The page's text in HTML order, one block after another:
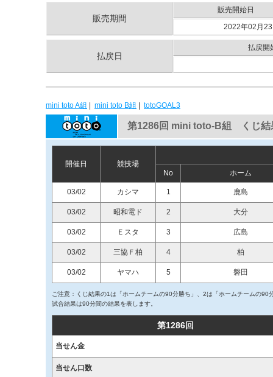
販売期間
販売開始日
2022年02月
払戻日
払戻開
mini toto A組 mini toto B組 totoGOAL3
第1286回 mini toto-B組 くじ結
開催日
競技場
No
ホーム
03/02 カシマ 1 鹿島
03/02 昭和電ド 2 大分
03/02 Ｅスタ 3 広島
03/02 三協Ｆ柏 4 柏
03/02 ヤマハ 5 磐田
ご注意：くじ結果の1は「ホームチームの90分勝ち」、2は「ホームチームの90
試合結果は90分間の結果を表します。
第1286回
当せん金
当せん口数